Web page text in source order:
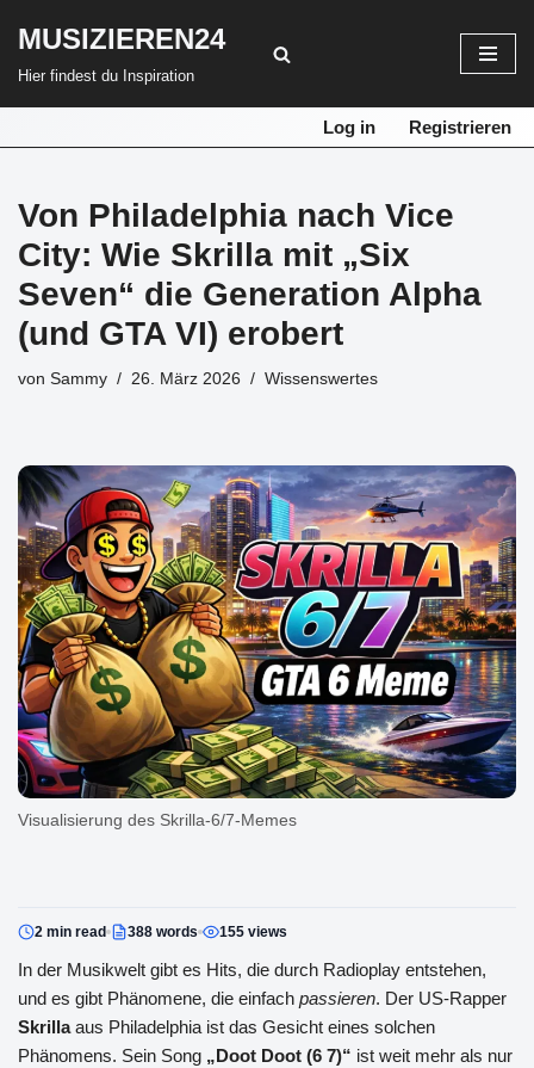
MUSIZIEREN24
Hier findest du Inspiration
Log in Registrieren
Von Philadelphia nach Vice
City: Wie Skrilla mit „Six
Seven“ die Generation Alpha
(und GTA VI) erobert
von Sammy 26. März 2026 Wissenswertes
Visualisierung des Skrilla-6/7-Memes
2 min read 388 words 155 views
In der Musikwelt gibt es Hits, die durch Radioplay entstehen,
und es gibt Phänomene, die einfach passieren. Der US-Rapper
Skrillaaus Philadelphia ist das Gesicht eines solchen
Phänomens. Sein Song „Doot Doot (6 7)“ ist weit mehr als nur